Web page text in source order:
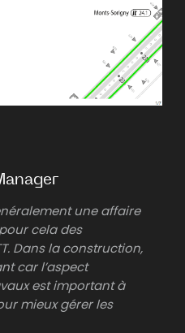
une affaire
cela des
Dans la construction,
car l’aspect
est important à
mieux gérer les